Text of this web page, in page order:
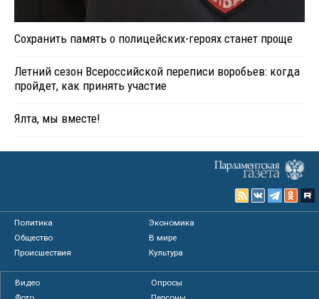
Сохранить память о полицейских-героях станет проще
Летний сезон Всероссийской переписи воробьев: когда
пройдет, как принять участие
Ялта, мы вместе!
Политика
Экономика
Общество
В мире
Происшествия
Культура
Видео
Опросы